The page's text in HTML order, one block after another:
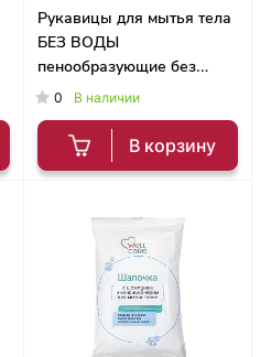
Рукавицы для мытья тела
БЕЗ ВОДЫ
пенообразующие без
ламинации, 3 шт
0 В наличии
В корзину